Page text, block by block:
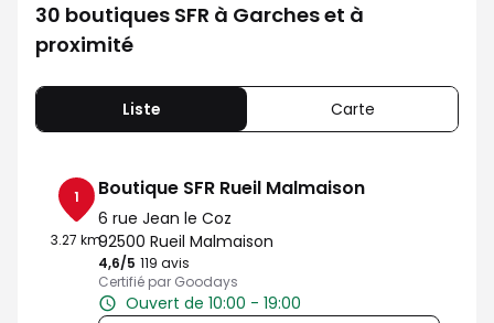
30 boutiques SFR à Garches et à
proximité
Liste Carte
1
3.27 km
Boutique SFR Rueil Malmaison
6 rue Jean le Coz
92500 Rueil Malmaison
4,6/5 Note de 4.6 sur 5
119 avis
Certifié par Goodays
Ouvert de 10:00 - 19:00